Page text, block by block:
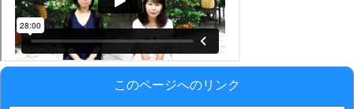
このページへのリンク